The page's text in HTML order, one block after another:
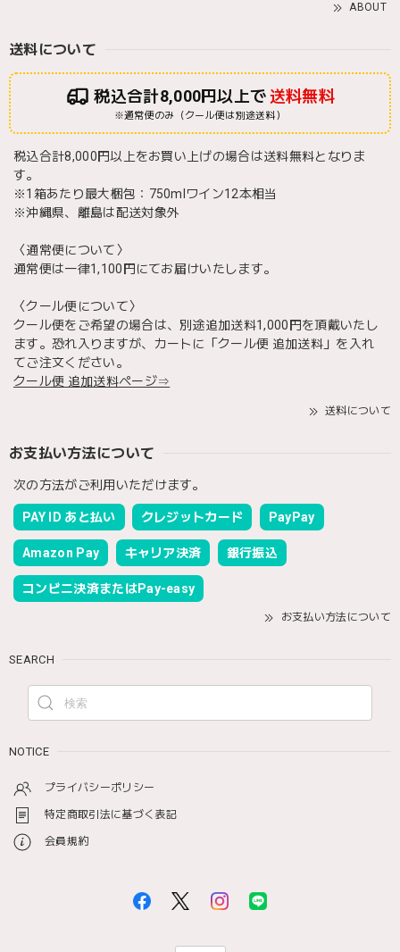
ABOUT
送料について
税込合計8,000円以上で送料無料
※通常便のみ（クール便は別途送料）
税込合計8,000円以上をお買い上げの場合は送料無料となりま
す。
※1箱あたり最大梱包：750mlワイン12本相当
※沖縄県、離島は配送対象外
〈通常便について〉
通常便は一律1,100円にてお届けいたします。
〈クール便について〉
クール便をご希望の場合は、別途追加送料1,000円を頂戴いたし
ます。恐れ入りますが、カートに「クール便 追加送料」を入れ
てご注文ください。
クール便 追加送料ページ⇒
送料について
お支払い方法について
次の方法がご利用いただけます。
PAY ID あと払い クレジットカード PayPay
Amazon Pay キャリア決済 銀行振込
コンビニ決済またはPay-easy
お支払い方法について
SEARCH
NOTICE
プライバシーポリシー
特定商取引法に基づく表記
会員規約